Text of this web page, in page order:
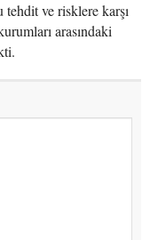
tehdit ve risklere karşı
arasındaki